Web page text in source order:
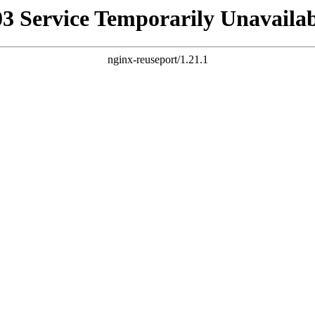
Service Temporarily
nginx-reuseport/1.21.1